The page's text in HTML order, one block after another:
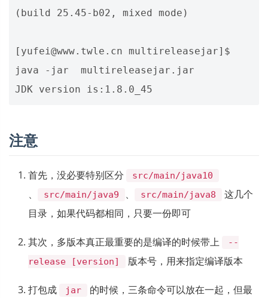
(build 25.45-b02, mixed mode)
[yufei@www.twle.cn multireleasejar]$
java -jar  multireleasejar.jar
注意
首先，没必要特别区分 src/main/java10
、 src/main/java9 、 src/main/java8
这几个
目录，如果代码都相同，只要一份即可
其次，多版本真正最重要的是编译的时候带上
--
release [version]
版本号，用来指定编译版本
打包成 jar
的时候，三条命令可以放在一起，但最